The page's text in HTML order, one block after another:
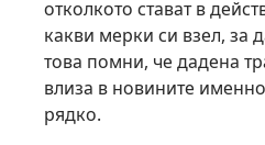
отколкото стават в
какви мерки си взел, за
това помни, че дадена
влиза в новините
рядко.